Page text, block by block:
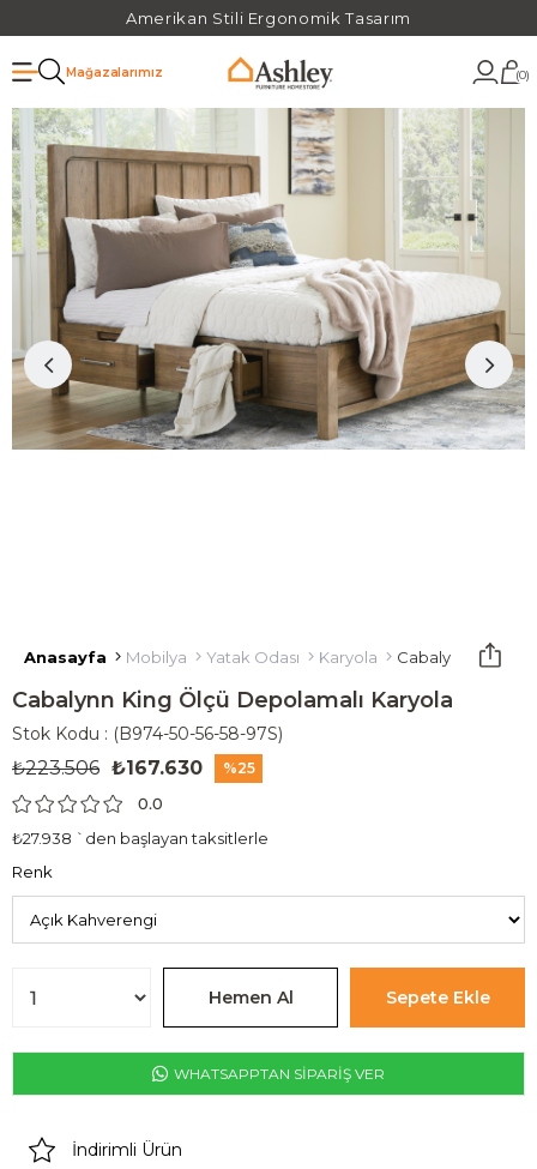
Amerikan Stili Ergonomik Tasarım
Mağazalarımız 0
Anasayfa Mobilya Yatak Odası Karyola Cabalynn King
Cabalynn King Ölçü Depolamalı Karyola
Stok Kodu (B974-50-56-58-97S)
₺223.506 ₺167.630 25
0.0
₺27.938 `den başlayan taksitlerle
Renk
WHATSAPPTAN SİPARİŞ VER
İndirimli Ürün